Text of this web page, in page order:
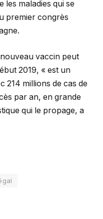
maladies qui se
premier congrès
vaccin peut
2019, « est un
214 millions de cas de
par an, en grande
qui le propage, a